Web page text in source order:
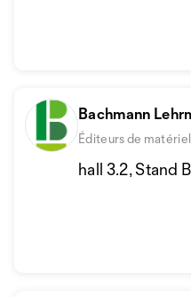
Bachmann
Éditeurs de
hall 3.2, Stand